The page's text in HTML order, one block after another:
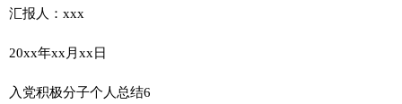
汇报人：xxx
20xx年xx月xx日
入党积极分子个人总结6